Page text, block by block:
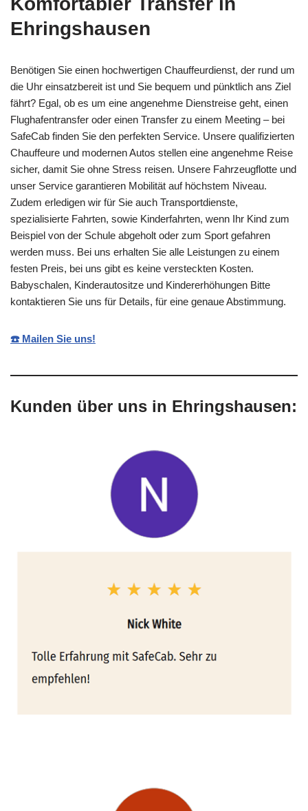
Ehringshausen
Benötigen Sie einen hochwertigen Chauffeurdienst, der rund um
die Uhr einsatzbereit ist und Sie bequem und pünktlich ans Ziel
fährt? Egal, ob es um eine angenehme Dienstreise geht, einen
Flughafentransfer oder einen Transfer zu einem Meeting – bei
SafeCab finden Sie den perfekten Service. Unsere qualifizierten
Chauffeure und modernen Autos stellen eine angenehme Reise
sicher, damit Sie ohne Stress reisen. Unsere Fahrzeugflotte und
unser Service garantieren Mobilität auf höchstem Niveau.
Zudem erledigen wir für Sie auch Transportdienste,
spezialisierte Fahrten, sowie Kinderfahrten, wenn Ihr Kind zum
Beispiel von der Schule abgeholt oder zum Sport gefahren
werden muss. Bei uns erhalten Sie alle Leistungen zu einem
festen Preis, bei uns gibt es keine versteckten Kosten.
Babyschalen, Kinderautositze und Kindererhöhungen Bitte
kontaktieren Sie uns für Details, für eine genaue Abstimmung.
☎️ Mailen Sie uns!
Kunden über uns in Ehringshausen: